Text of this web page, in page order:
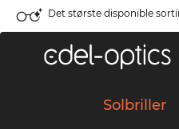
Det største disponible
Solbriller